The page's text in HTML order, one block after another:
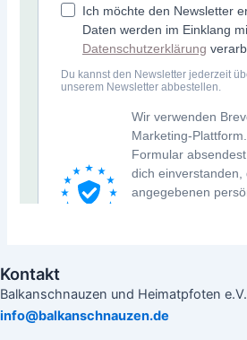
Kontakt
Balkanschnauzen und Heimatpfoten e.V.
info@balkanschnauzen.de